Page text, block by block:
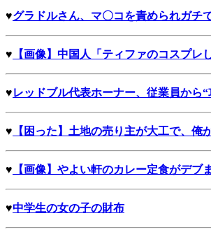
♥グラドルさん、マ〇コを責められガチ
♥ 【画像】中国人「ティファのコスプレ
♥レッドブル代表ホーナー、従業員から
♥ 【困った】土地の売り主が大工で、
♥ 【画像】やよい軒のカレー定食がデ
♥中学生の女の子の財布